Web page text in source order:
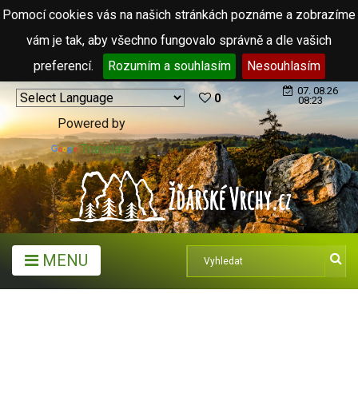
Pomocí cookies vás na našich stránkách poznáme a zobrazíme
vám je tak, aby všechno fungovalo správně a dle vašich
preferencí.
Rozumím a souhlasím Nesouhlasím
Powered by
Translate
0
07. 08.26
08:23
MENU